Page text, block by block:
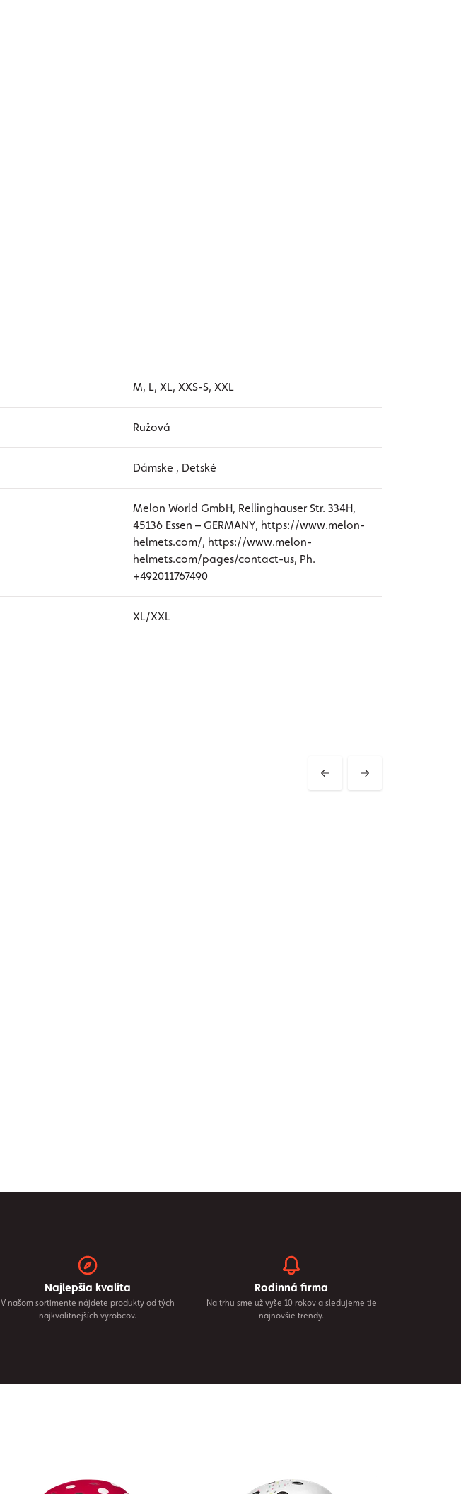
M, L, XL, XXS-S, XXL
Ružová
Dámske , Detské
Melon World GmbH, Rellinghauser Str. 334H,
45136 Essen – GERMANY, https://www.melon-
helmets.com/, https://www.melon-
helmets.com/pages/contact-us, Ph.
+492011767490
XL/XXL
Najlepšia kvalita
V našom sortimente nájdete produkty od tých
najkvalitnejších výrobcov.
Rodinná firma
Na trhu sme už vyše 10 rokov a sledujeme tie
najnovšie trendy.